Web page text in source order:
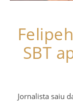
SBT
Jornalista saiu da emissora após discutir com delegada